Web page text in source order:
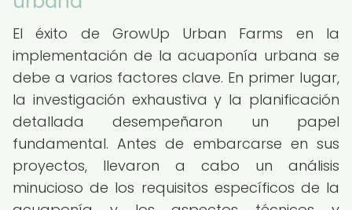
El éxito de GrowUp Urban Farms en la
implementación de la acuaponía urbana se
debe a varios factores clave. En primer lugar,
la investigación exhaustiva y la planificación
detallada desempeñaron un papel
fundamental. Antes de embarcarse en sus
proyectos, llevaron a cabo un análisis
minucioso de los requisitos específicos de la